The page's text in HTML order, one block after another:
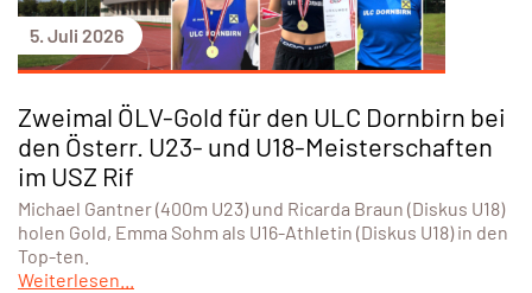
5. Juli 2026
Zweimal ÖLV-Gold für den ULC Dornbirn bei
den Österr. U23- und U18-Meisterschaften
im USZ Rif
Michael Gantner (400m U23) und Ricarda Braun (Diskus U18)
holen Gold, Emma Sohm als U16-Athletin (Diskus U18) in den
Top-ten.
Weiterlesen...